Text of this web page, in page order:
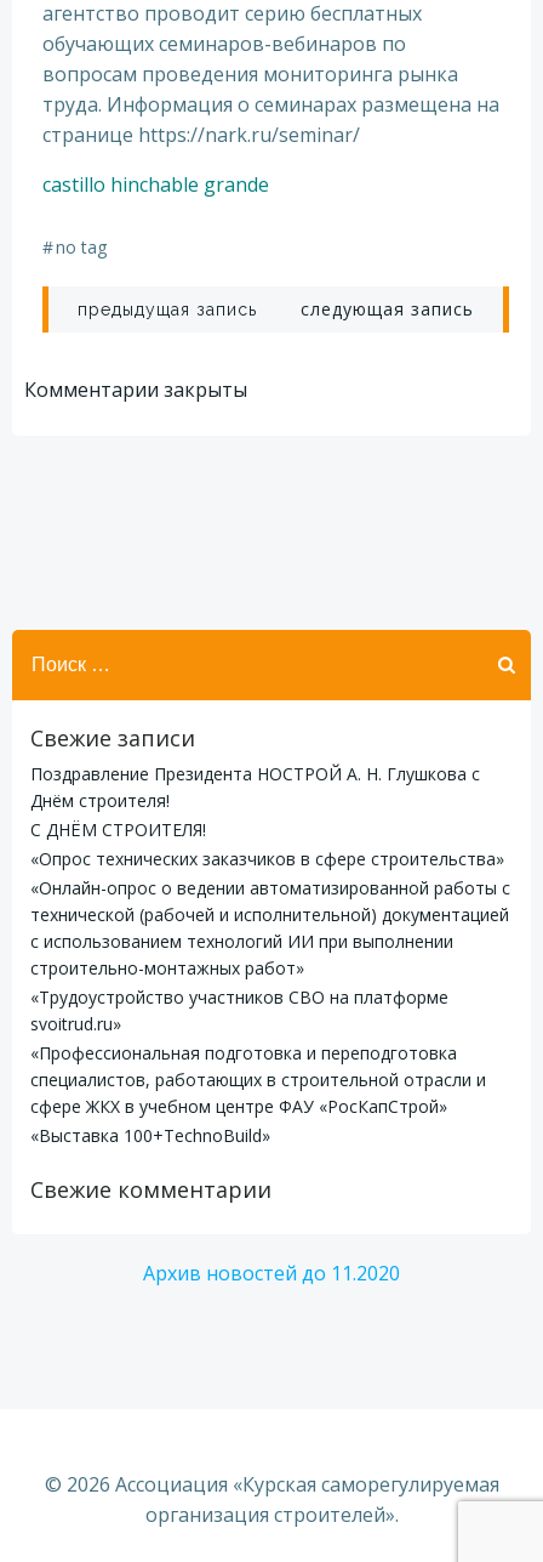
агентство проводит серию бесплатных
обучающих семинаров-вебинаров по
вопросам проведения мониторинга рынка
труда. Информация о семинарах размещена на
странице https://nark.ru/seminar/
castillo hinchable grande
#no tag
Навигация
по
предыдущая запись
Навигация
следующая запись
Комментарии закрыты
Найти:
Свежие записи
Поздравление Президента НОСТРОЙ А. Н. Глушкова с
Днём строителя!
С ДНЁМ СТРОИТЕЛЯ!
«Опрос технических заказчиков в сфере строительства»
«Онлайн-опрос о ведении автоматизированной работы с
технической (рабочей и исполнительной) документацией
с использованием технологий ИИ при выполнении
строительно-монтажных работ»
«Трудоустройство участников СВО на платформе
svoitrud.ru»
«Профессиональная подготовка и переподготовка
специалистов, работающих в строительной отрасли и
сфере ЖКХ в учебном центре ФАУ «РосКапСтрой»
«Выставка 100+TechnoBuild»
Свежие комментарии
Архив новостей до 11.2020
© 2026 Ассоциация «Курская саморегулируемая
организация строителей».